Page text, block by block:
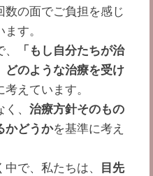
数の面でご負担を感じ
す。
「もし自分たちが治
どのような治療を受け
えています。
く、治療方針そのもの
かどうかを基準に考え
で、私たちは、
目先